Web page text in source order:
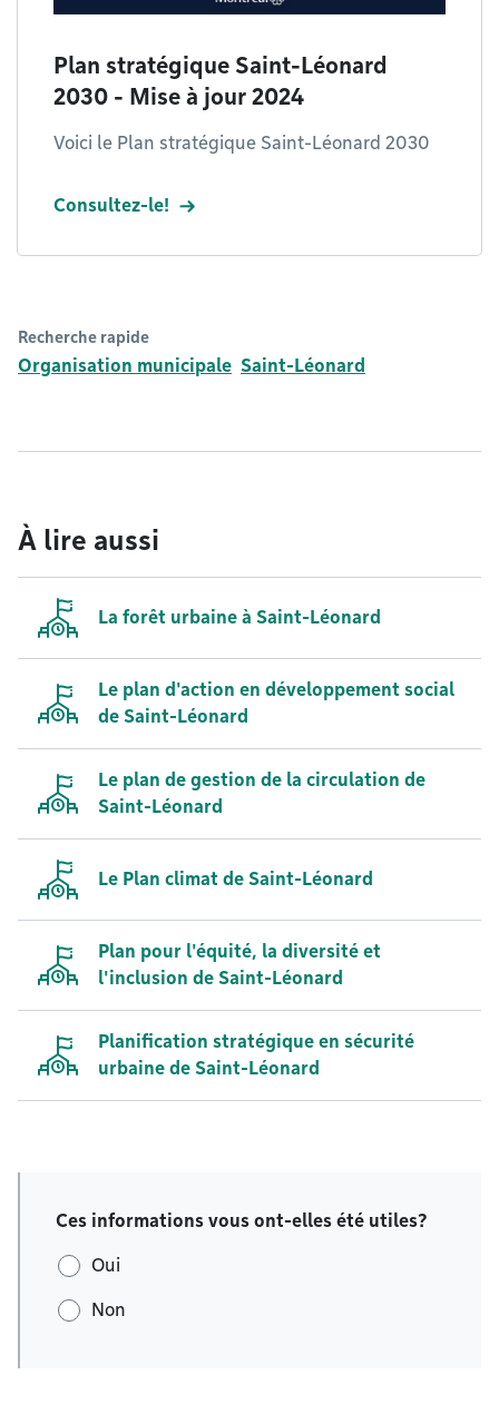
Plan stratégique Saint-Léonard
2030 - Mise à jour 2024
Voici le Plan stratégique Saint-Léonard 2030
Consultez-le!
Recherche rapide
Organisation municipale Saint-Léonard
À lire aussi
La forêt urbaine à Saint-Léonard
Le plan d'action en développement social
de Saint-Léonard
Le plan de gestion de la circulation de
Saint-Léonard
Le Plan climat de Saint-Léonard
Plan pour l'équité, la diversité et
l'inclusion de Saint-Léonard
Planification stratégique en sécurité
urbaine de Saint-Léonard
Ces informations vous ont-elles été utiles?
Oui
Non